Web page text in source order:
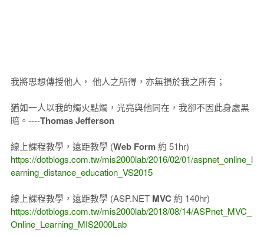
我將思想傳授他人， 他人之所得，亦無損於我之所有；
猶如一人以我的燭火點燭，光亮與他同在，我卻不因此身處黑
暗。----Thomas Jefferson
線上課程教學，遠距教學 (Web Form約 51hr)
https://dotblogs.com.tw/mis2000lab/2016/02/01/aspnet_online_l
earning_distance_education_VS2015
線上課程教學，遠距教學 (ASP.NET MVC 約 140hr)
https://dotblogs.com.tw/mis2000lab/2018/08/14/ASPnet_MVC_
Online_Learning_MIS2000Lab